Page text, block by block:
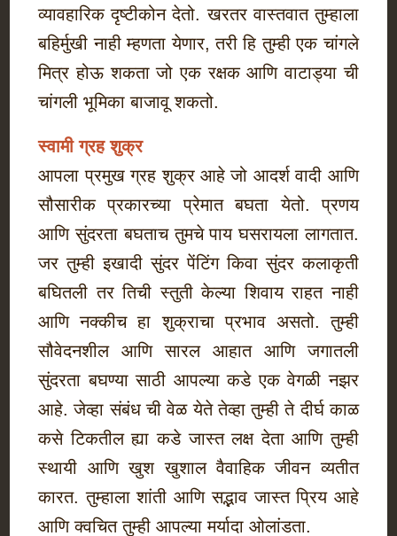
व्यावहारिक दृष्टीकोन देतो. खरतर वास्तवात तुम्हाला
बहिर्मुखी नाही म्हणता येणार, तरी हि तुम्ही एक चांगले
मित्र होऊ शकता जो एक रक्षक आणि वाटाड्या ची
चांगली भूमिका बाजावू शकतो.
स्वामी ग्रह शुक्र
आपला प्रमुख ग्रह शुक्र आहे जो आदर्श वादी आणि
सौसारीक प्रकारच्या प्रेमात बघता येतो. प्रणय
आणि सुंदरता बघताच तुमचे पाय घसरायला लागतात.
जर तुम्ही इखादी सुंदर पेंटिंग किवा सुंदर कलाकृती
बघितली तर तिची स्तुती केल्या शिवाय राहत नाही
आणि नक्कीच हा शुक्राचा प्रभाव असतो. तुम्ही
सौवेदनशील आणि सारल आहात आणि जगातली
सुंदरता बघण्या साठी आपल्या कडे एक वेगळी नझर
आहे. जेव्हा संबंध ची वेळ येते तेव्हा तुम्ही ते दीर्घ काळ
कसे टिकतील ह्या कडे जास्त लक्ष देता आणि तुम्ही
स्थायी आणि खुश खुशाल वैवाहिक जीवन व्यतीत
कारत. तुम्हाला शांती आणि सद्भाव जास्त प्रिय आहे
आणि क्वचित तुम्ही आपल्या मर्यादा ओलांडता.